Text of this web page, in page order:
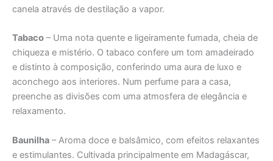
canela através de destilação a vapor.
Tabaco – Uma nota quente e ligeiramente fumada, cheia de
chiqueza e mistério. O tabaco confere um tom amadeirado
e distinto à composição, conferindo uma aura de luxo e
aconchego aos interiores. Num perfume para a casa,
preenche as divisões com uma atmosfera de elegância e
relaxamento.
Baunilha – Aroma doce e balsâmico, com efeitos relaxantes
e estimulantes. Cultivada principalmente em Madagáscar,